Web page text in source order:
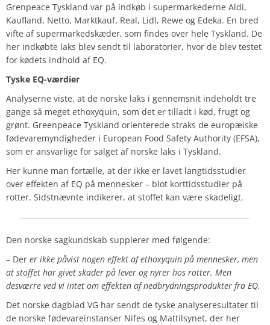
Grenpeace Tyskland var på indkøb i supermarkederne Aldi,
Kaufland, Netto, Marktkauf, Real, Lidl, Rewe og Edeka. En bred
vifte af supermarkedskæder, som findes over hele Tyskland. De
her indkøbte laks blev sendt til laboratorier, hvor de blev testet
for kødets indhold af EQ.
Tyske EQ-værdier
Analyserne viste, at de norske laks i gennemsnit indeholdt tre
gange så meget ethoxyquin, som det er tilladt i kød, frugt og
grønt. Greenpeace Tyskland orienterede straks de europæiske
fødevaremyndigheder i European Food Safety Authority (EFSA),
som er ansvarlige for salget af norske laks i Tyskland.
Her kunne man fortælle, at der ikke er lavet langtidsstudier
over effekten af EQ på mennesker – blot korttidsstudier på
rotter. Sidstnævnte indikerer, at stoffet kan være skadeligt.
Den norske sagkundskab supplerer med følgende:
– Der er ikke påvist nogen effekt af ethoxyquin på mennesker, men
at stoffet har givet skader på lever og nyrer hos rotter. Men
desværre ved vi intet om effekten af nedbrydningsprodukter fra EQ.
Det norske dagblad VG har sendt de tyske analyseresultater til
de norske fødevareinstanser Nifes og Mattilsynet, der her